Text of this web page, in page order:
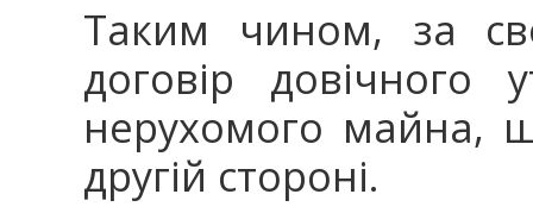
Таким чином, за
договір довічного
нерухомого майна,
другій стороні.